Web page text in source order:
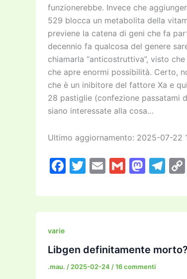
funzionerebbe. Invece che
529 blocca un metabolita della
previene la catena di geni che fa
decennio fa qualcosa del genere
chiamarla “anticostruttiva”, visto
che apre enormi possibilità. Certo,
che è un inibitore del fattore Xa e
28 pastiglie (confezione passatami
siano interessate alla cosa…
Ultimo aggiornamento: 2025-07-22
F
c
e
o
o
T
itt
er
E
ai
l
G
ai
l
M
st
o
o
n
T
e
gr
m n
varie
Libgen definitamente morto?
.mau. / 2025-02-24 /16 commenti